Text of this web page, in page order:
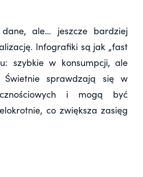
ale… jeszcze bardziej
Infografiki są jak „fast
szybkie w konsumpcji, ale
Świetnie sprawdzają się w
i mogą być
co zwiększa zasięg